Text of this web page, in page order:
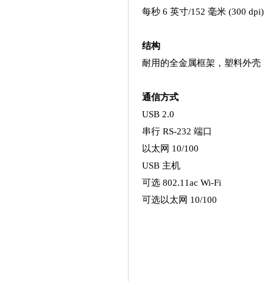
每秒 6 英寸/152 毫米 (300 dpi)
结构
耐用的全金属框架，塑料外壳
通信方式
USB 2.0
串行 RS-232 端口
以太网 10/100
USB 主机
可选 802.11ac Wi-Fi
可选以太网 10/100